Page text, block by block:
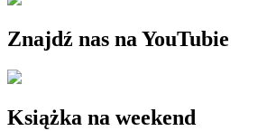
Znajdź nas na YouTubie
Książka na weekend